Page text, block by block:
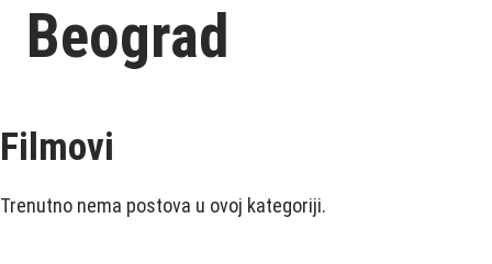
Beograd
Filmovi
Trenutno nema postova u ovoj kategoriji.